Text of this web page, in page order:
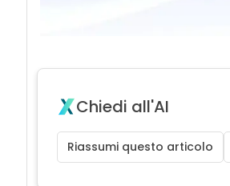
Chiedi all'AI
Riassumi questo articolo